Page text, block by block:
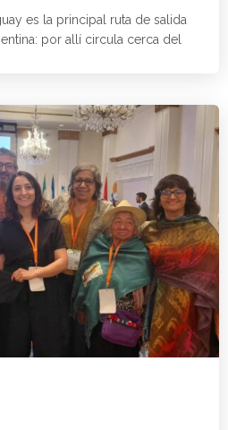
es la principal ruta de salida
por allí circula cerca del